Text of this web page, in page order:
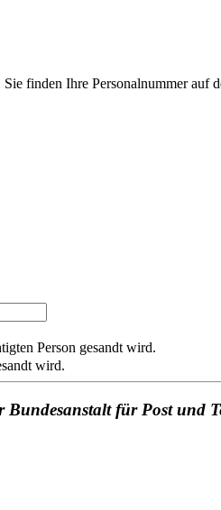
finden Ihre Personalnummer auf
Person gesandt wird.
wird.
für Post und